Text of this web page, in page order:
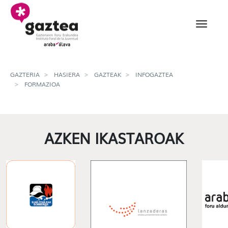
Eduki nagusira joan
Formación detalle -
GAZTERIA HASIERA GAZTEAK
INFOGAZTEA
FORMAZIOA
AZKEN IKASTAROAK